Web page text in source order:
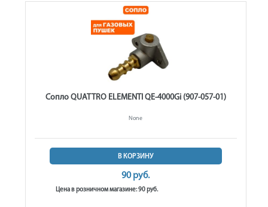
Сопло QUATTRO ELEMENTI QE-4000Gi (907-057-01)
None
В КОРЗИНУ
90 руб.
Цена в розничном магазине: 90 руб.